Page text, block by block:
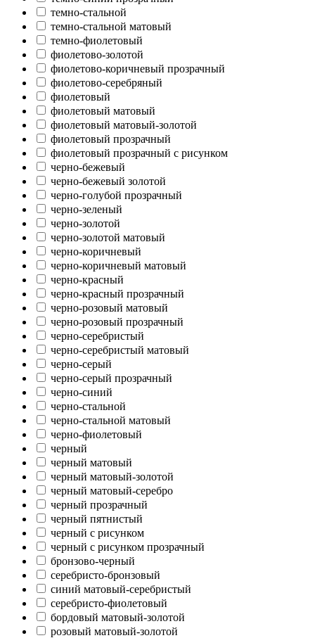
темно-стальной
темно-стальной матовый
темно-фиолетовый
фиолетово-золотой
фиолетово-коричневый прозрачный
фиолетово-серебряный
фиолетовый
фиолетовый матовый
фиолетовый матовый-золотой
фиолетовый прозрачный
фиолетовый прозрачный с рисунком
черно-бежевый
черно-бежевый золотой
черно-голубой прозрачный
черно-зеленый
черно-золотой
черно-золотой матовый
черно-коричневый
черно-коричневый матовый
черно-красный
черно-красный прозрачный
черно-розовый матовый
черно-розовый прозрачный
черно-серебристый
черно-серебристый матовый
черно-серый
черно-серый прозрачный
черно-синий
черно-стальной
черно-стальной матовый
черно-фиолетовый
черный
черный матовый
черный матовый-золотой
черный матовый-серебро
черный прозрачный
черный пятнистый
черный с рисунком
черный с рисунком прозрачный
бронзово-черный
серебристо-бронзовый
синий матовый-серебристый
серебристо-фиолетовый
бордовый матовый-золотой
розовый матовый-золотой